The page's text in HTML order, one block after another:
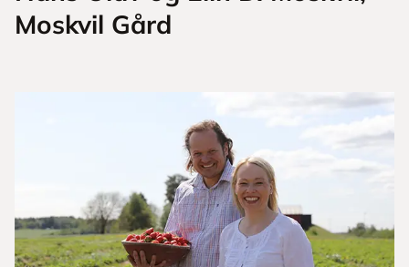
Moskvil Gård